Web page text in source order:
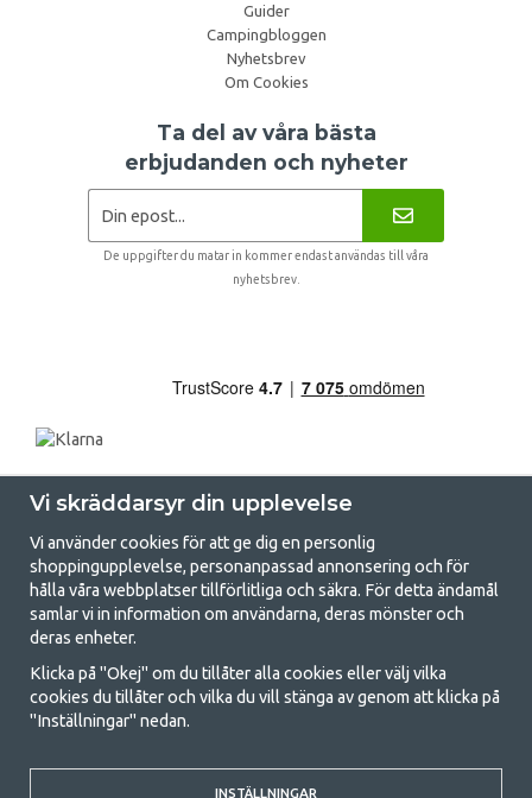
Guider
Campingbloggen
Nyhetsbrev
Om Cookies
Ta del av våra bästa
erbjudanden och nyheter
De uppgifter du matar in kommer endast användas till våra
nyhetsbrev.
GetCamping.se - Din butik för camping
och uteliv
Att campa kan antingen vara en livsstil eller ett sätt att samla familjen
för ett gemensamt äventyr. Oavsett vilken kategori du tillhör hittar du
med att campa så därför erbjuder vi riktigt bra priser på familjetält,
husvagnstält och all annan utrustning för camping och friluftsliv. Vårt
Vi skräddarsyr din upplevelse
Vi använder cookies för att ge dig en personlig
shoppingupplevelse, personanpassad annonsering och för
hålla våra webbplatser tillförlitliga och säkra. För detta ändamål
samlar vi in information om användarna, deras mönster och
deras enheter.
Klicka på "Okej" om du tillåter alla cookies eller välj vilka
cookies du tillåter och vilka du vill stänga av genom att klicka på
"Inställningar" nedan.
INSTÄLLNINGAR